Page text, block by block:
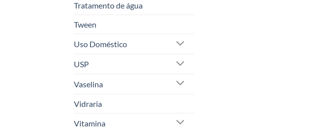
Tratamento de água
Tween
Uso Doméstico
USP
Vaselina
Vidraria
Vitamina